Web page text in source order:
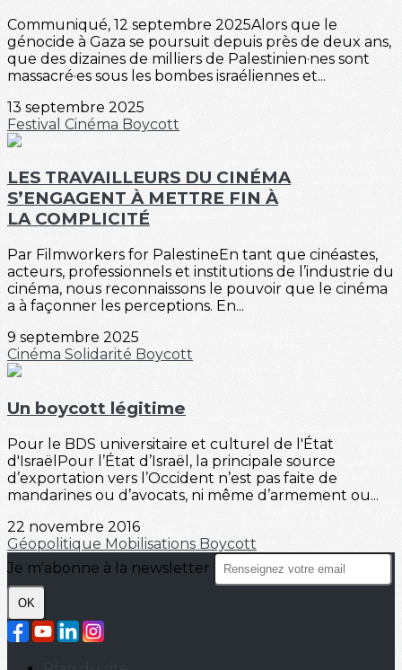
Communiqué, 12 septembre 2025Alors que le
génocide à Gaza se poursuit depuis près de deux ans,
que des dizaines de milliers de Palestinien·nes sont
massacré·es sous les bombes israéliennes et...
13 septembre 2025
Festival Cinéma Boycott
LES TRAVAILLEURS DU CINÉMA
S’ENGAGENT À METTRE FIN À
LA COMPLICITÉ
Par Filmworkers for PalestineEn tant que cinéastes,
acteurs, professionnels et institutions de l’industrie du
cinéma, nous reconnaissons le pouvoir que le cinéma
a à façonner les perceptions. En...
9 septembre 2025
Cinéma Solidarité Boycott
Un boycott légitime
Pour le BDS universitaire et culturel de l'État
d'IsraëlPour l’État d’Israël, la principale source
d’exportation vers l’Occident n’est pas faite de
mandarines ou d’avocats, ni même d’armement ou...
22 novembre 2016
Géopolitique Mobilisations Boycott
Je m'abonne à la newsletter
OK